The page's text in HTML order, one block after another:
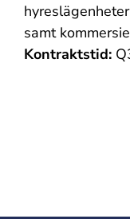
samt
Kontraktstid: